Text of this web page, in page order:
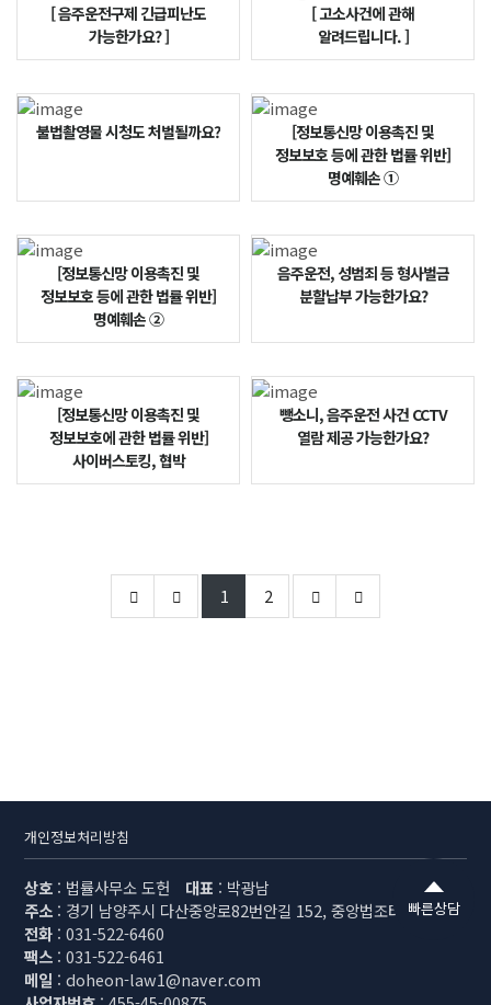
빠른상담
[ 음주운전구제 긴급피난도
가능한가요? ]
[ 고소사건에 관해
알려드립니다. ]
불법촬영물 시청도 처벌될까요?
[정보통신망 이용촉진 및
정보보호 등에 관한 법률 위반]
명예훼손 ①
[정보통신망 이용촉진 및
정보보호 등에 관한 법률 위반]
명예훼손 ②
음주운전, 성범죄 등 형사벌금
분할납부 가능한가요?
[정보통신망 이용촉진 및
정보보호에 관한 법률 위반]
사이버스토킹, 협박
뺑소니, 음주운전 사건 CCTV
열람 제공 가능한가요?
1 2
개인정보처리방침
상호 : 법률사무소 도헌 대표 : 박광남
주소 : 경기 남양주시 다산중앙로82번안길 152, 중앙법조타워 501호
전화 : 031-522-6460
팩스 : 031-522-6461
메일 : doheon-law1@naver.com